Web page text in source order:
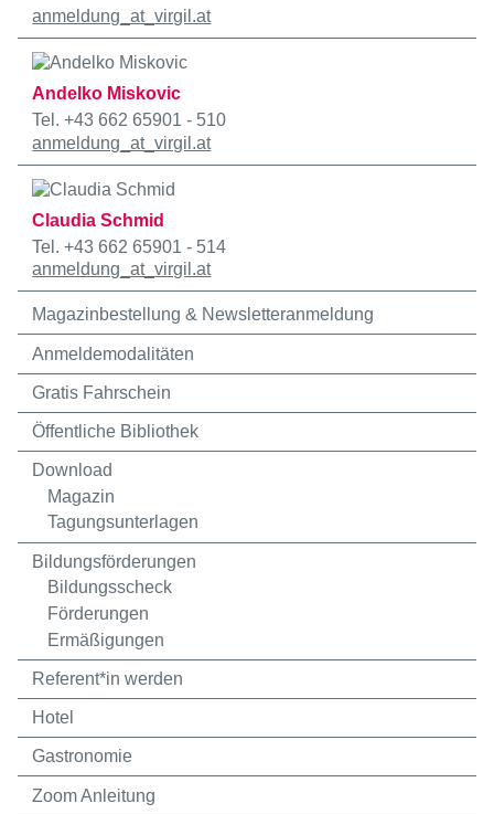
anmeldung _at_virgil.at
Andelko Miskovic
Tel. +43 662 65901 - 510
anmeldung _at_virgil.at
Claudia Schmid
Tel. +43 662 65901 - 514
anmeldung _at_virgil.at
Magazinbestellung & Newsletteranmeldung
Anmeldemodalitäten
Gratis Fahrschein
Öffentliche Bibliothek
Download
Magazin
Tagungsunterlagen
Bildungsförderungen
Bildungsscheck
Förderungen
Ermäßigungen
Referent*in werden
Hotel
Gastronomie
Zoom Anleitung